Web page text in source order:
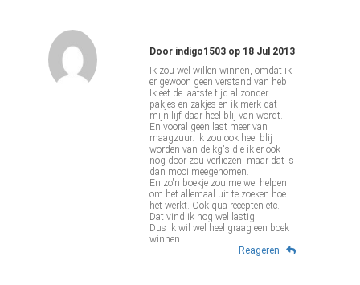
Doorindigo1503op 18 Jul 2013
Ik zou wel willen winnen, omdat ik
er gewoon geen verstand van heb!
Ik eet de laatste tijd al zonder
pakjes en zakjes en ik merk dat
mijn lijf daar heel blij van wordt.
En vooral geen last meer van
maagzuur. Ik zou ook heel blij
worden van de kg's die ik er ook
nog door zou verliezen, maar dat is
dan mooi meegenomen.
En zo'n boekje zou me wel helpen
om het allemaal uit te zoeken hoe
het werkt. Ook qua recepten etc.
Dat vind ik nog wel lastig!
Dus ik wil wel heel graag een boek
winnen.
Reageren